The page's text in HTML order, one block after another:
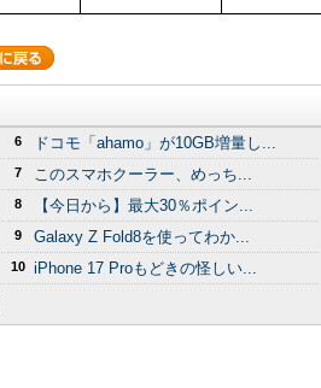
6 ドコモ「ahamo」が10GB増量し...
7 このスマホクーラー、めっち...
8 【今日から】最大30％ポイン...
9 Galaxy Z Fold8を使ってわか...
10 iPhone 17 Proもどきの怪しい...